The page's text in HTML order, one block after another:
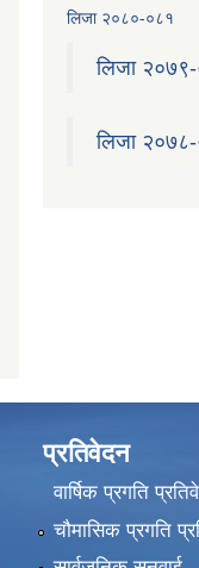
लिजा २०८०-०८१
लिजा
लिजा
प्रतिवेदन
वार्षिक प्रगति
चौमासिक प्रगति